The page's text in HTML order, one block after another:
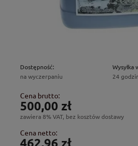
Dostępność:
na wyczerpaniu
Wysyłka
24
Cena brutto:
500,00 zł
zawiera 8% VAT, bez kosztów dostawy
Cena netto:
462,96 zł